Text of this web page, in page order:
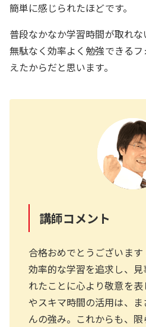
簡単に感じられたほどです。
普段なかなか学習時間が取れな
無駄なく効率よく勉強できる
えたからだと思います。
講師コメント
合格おめでとうございます
効率的な学習を追求し、
れたことに心より敬意を
やスキマ時間の活用は、
んの強み。これからも、